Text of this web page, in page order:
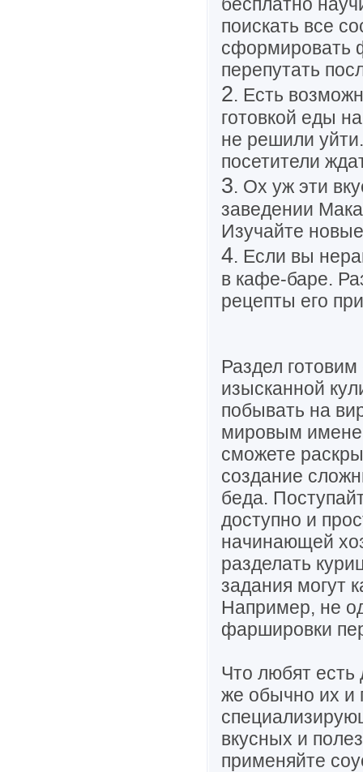
поискать все
сформировать
перепутать
2. Есть
готовкой еды
не решили
посетители
3. Ох уж эти
заведении
Изучайте
4. Если вы
в кафе-баре.
рецепты его
Раздел
изысканной
побывать на
мировым
сможете
создание
беда.
доступно и
начинающей
разделать
задания могут
Например, не
фаршировки
Что любят
же обычно их и
вкусных и
применяйте